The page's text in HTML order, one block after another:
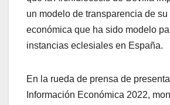
un modelo de transparencia de su
económica que ha sido modelo
instancias eclesiales en España.
En la rueda de prensa de
Información Económica 2022,